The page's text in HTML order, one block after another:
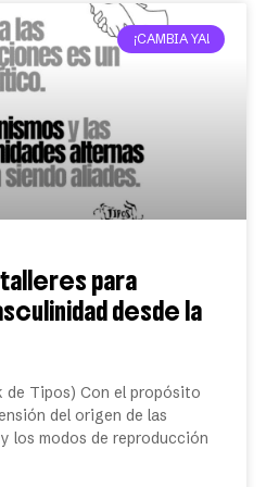
¡CAMBIA YA!
talleres para
desde la
de Tipos) Con el propósito
del origen de las
los modos de reproducción